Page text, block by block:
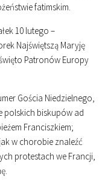
fatimskim.
10 lutego –
Najświętszą Maryję
Patronów Europy
Gościa Niedzielnego,
polskich biskupów ad
Franciszkiem;
w chorobie znaleźć
protestach we Francji,